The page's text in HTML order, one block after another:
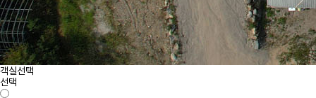
객실선택
선택